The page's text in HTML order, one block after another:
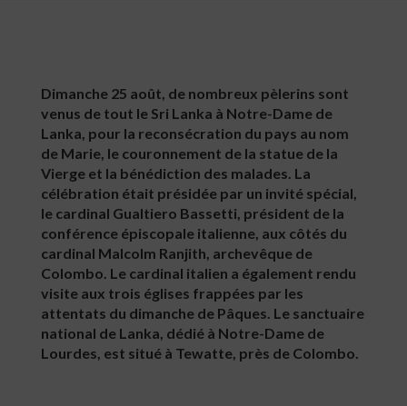
Dimanche 25 août, de nombreux pèlerins sont
venus de tout le Sri Lanka à Notre-Dame de
Lanka, pour la reconsécration du pays au nom
de Marie, le couronnement de la statue de la
Vierge et la bénédiction des malades. La
célébration était présidée par un invité spécial,
le cardinal Gualtiero Bassetti, président de la
conférence épiscopale italienne, aux côtés du
cardinal Malcolm Ranjith, archevêque de
Colombo. Le cardinal italien a également rendu
visite aux trois églises frappées par les
attentats du dimanche de Pâques. Le sanctuaire
national de Lanka, dédié à Notre-Dame de
Lourdes, est situé à Tewatte, près de Colombo.